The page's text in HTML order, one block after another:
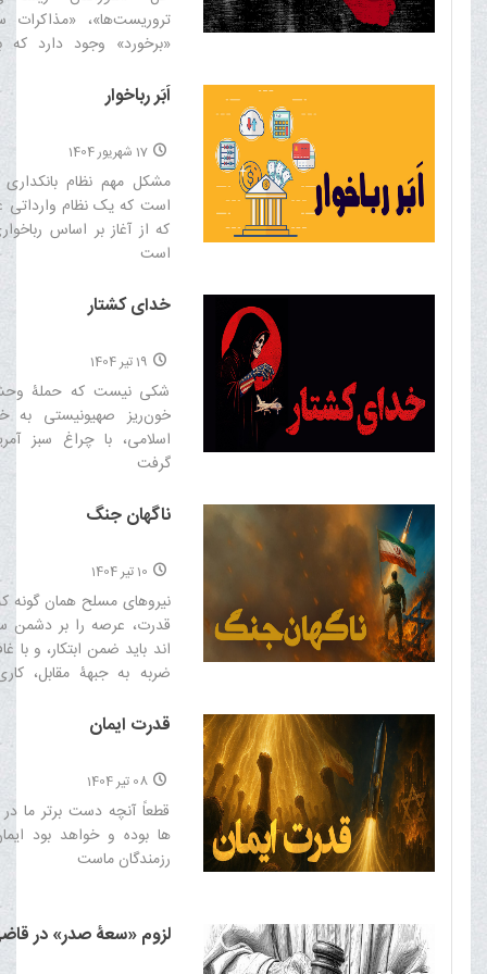
تروریست‌ها»،
«برخورد» وجود دارد که
اَبَر رباخوار
17 شهریور 1404
مشکل مهم نظام
است که يک نظام
که از آغاز بر اساس
است‌
خدای کشتار
19 تیر 1404
شکی نیست که حملۀ
خون‌ریز صهیونیستی به
اسلامی، با چراغ سبز
گرفت‌
ناگهان جنگ
10 تیر 1404
نیروهای مسلح همان گونه
قدرت، عرصه را بر دشمن
اند باید ضمن ابتکار، و با
ضربه به جبهۀ مقابل،
تهدیدها را ندهد.‌
قدرت ایمان
08 تیر 1404
قطعاً آنچه دست برتر ما
ها بوده و خواهد بود
رزمندگان ماست‌
لزوم «سعۀ صدر» در